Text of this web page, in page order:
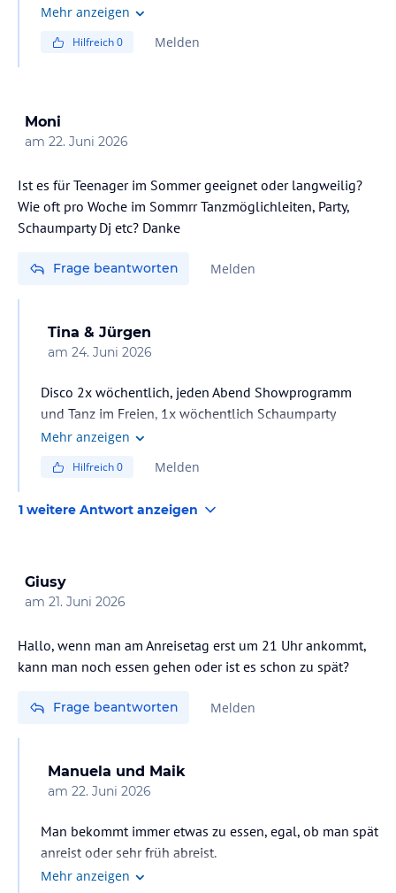
direkt zum Meer.
Mehr anzeigen
Hilfreich0 Melden
Moni
am 22. Juni 2026
Ist es für Teenager im Sommer geeignet oder langweilig?
Wie oft pro Woche im Sommrr Tanzmöglichleiten, Party,
Schaumparty Dj etc? Danke
Frage beantworten Melden
Tina & Jürgen
am 24. Juni 2026
Disco 2x wöchentlich, jeden Abend Showprogramm
und Tanz im Freien, 1x wöchentlich Schaumparty
Mehr anzeigen
Hilfreich0 Melden
1 weitere Antwort anzeigen
Giusy
am 21. Juni 2026
Hallo, wenn man am Anreisetag erst um 21 Uhr ankommt,
kann man noch essen gehen oder ist es schon zu spät?
Frage beantworten Melden
Manuela und Maik
am 22. Juni 2026
Man bekommt immer etwas zu essen, egal, ob man spät
anreist oder sehr früh abreist.
Mehr anzeigen